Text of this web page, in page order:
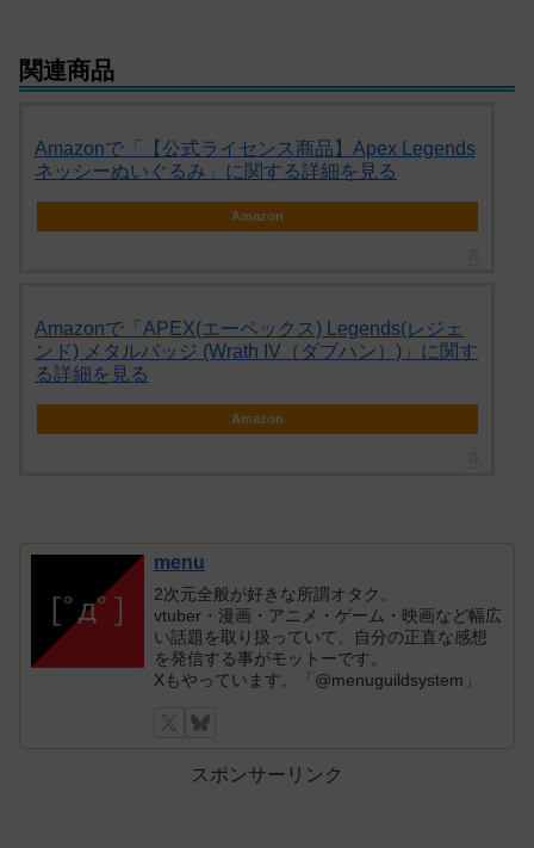
関連商品
Amazonで「【公式ライセンス商品】Apex Legends
ネッシーぬいぐるみ」に関する詳細を見る
Amazon
Amazonで「APEX(エーペックス) Legends(レジェ
ンド) メタルバッジ (Wrath IV（ダブハン）)」に関す
る詳細を見る
Amazon
menu
2次元全般が好きな所謂オタク。
vtuber・漫画・アニメ・ゲーム・映画など幅広
い話題を取り扱っていて、自分の正直な感想
を発信する事がモットーです。
Xもやっています。「@menuguildsystem」
スポンサーリンク